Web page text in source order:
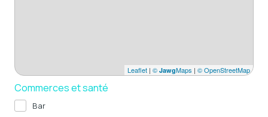
Leaflet | © JawgMaps | © OpenStreetMap
Commerces et santé
Bar